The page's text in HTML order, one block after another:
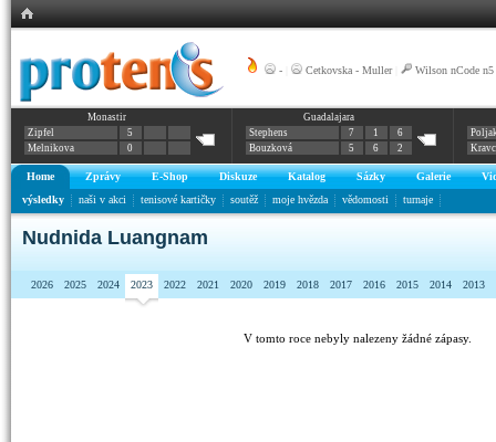
- Cetkovska - Muller| Wilson nCode n5
Monastir
Zipfel
5
Melnikova
0
Guadalajara
Stephens
7 1
6
Bouzková
5 6 2
Home Zprávy E-Shop Diskuze Katalog Sázky Galerie
výsledky
naši v akci tenisové kartičky soutěž moje hvězda vědomosti turnaje
Nudnida Luangnam
2026 2025 2024 2023 2022 2021 2020 2019 2018 2017 2016 2015 2014 2013
V tomto roce nebyly nalezeny žádné zápasy.